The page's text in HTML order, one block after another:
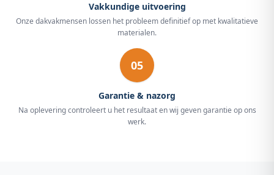
Vakkundige uitvoering
Onze dakvakmensen lossen het probleem definitief op met kwalitatieve
materialen.
05
Garantie & nazorg
Na oplevering controleert u het resultaat en wij geven garantie op ons
werk.